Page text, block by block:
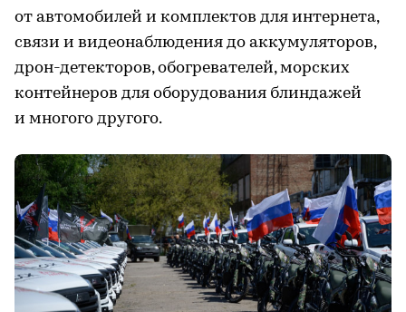
от автомобилей и комплектов для интернета,
связи и видеонаблюдения до аккумуляторов,
дрон-детекторов, обогревателей, морских
контейнеров для оборудования блиндажей
и многого другого.